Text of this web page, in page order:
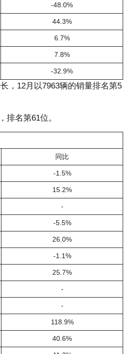
-48.0%
44.3%
6.7%
7.8%
-32.9%
，12月以7963辆的销量排名第5
名第61位。
同比
-1.5%
15.2%
-
-5.5%
26.0%
-1.1%
25.7%
-
-
118.9%
40.6%